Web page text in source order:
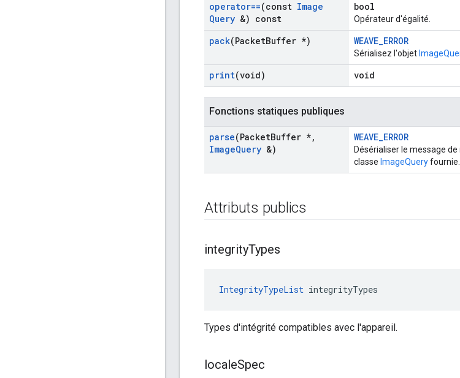
operator==(const Image
Query &) const
bool
Opérateur d'égalité.
pack(PacketBuffer *) WEAVE_ERROR
Sérialisez l'objet
print(void) void
Fonctions statiques publiques
parse(PacketBuffer *,
ImageQuery &)
WEAVE_ERROR
Désérialiser le message
classe ImageQueryfournie.
Attributs publics
integrityTypes
IntegrityTypeList integrityTypes
Types d'intégrité compatibles avec l'appareil.
localeSpec